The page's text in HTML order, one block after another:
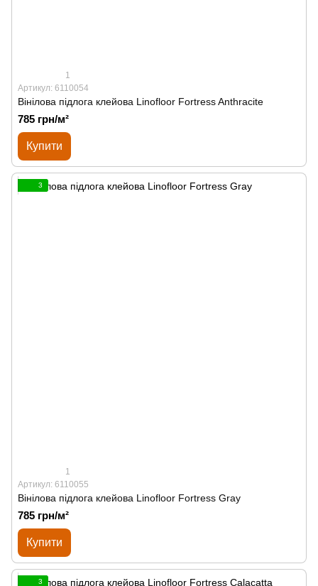
1
Артикул: 6110054
Вінілова підлога клейова Linofloor Fortress Anthracite
785 грн/м²
Купити
3
1
Артикул: 6110055
Вінілова підлога клейова Linofloor Fortress Gray
785 грн/м²
Купити
3